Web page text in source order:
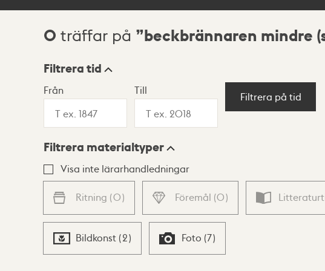
Sökresultat
0 träffar på beckbrännaren mindre
Visningsläge
Lista Karta
Filtrera tid
Från Till
Filtrera på tid
Filtrera materialtyper
Visa inte lärarhandledningar
Ritning (0) Föremål (0)
Bildkonst (2) Foto (7)